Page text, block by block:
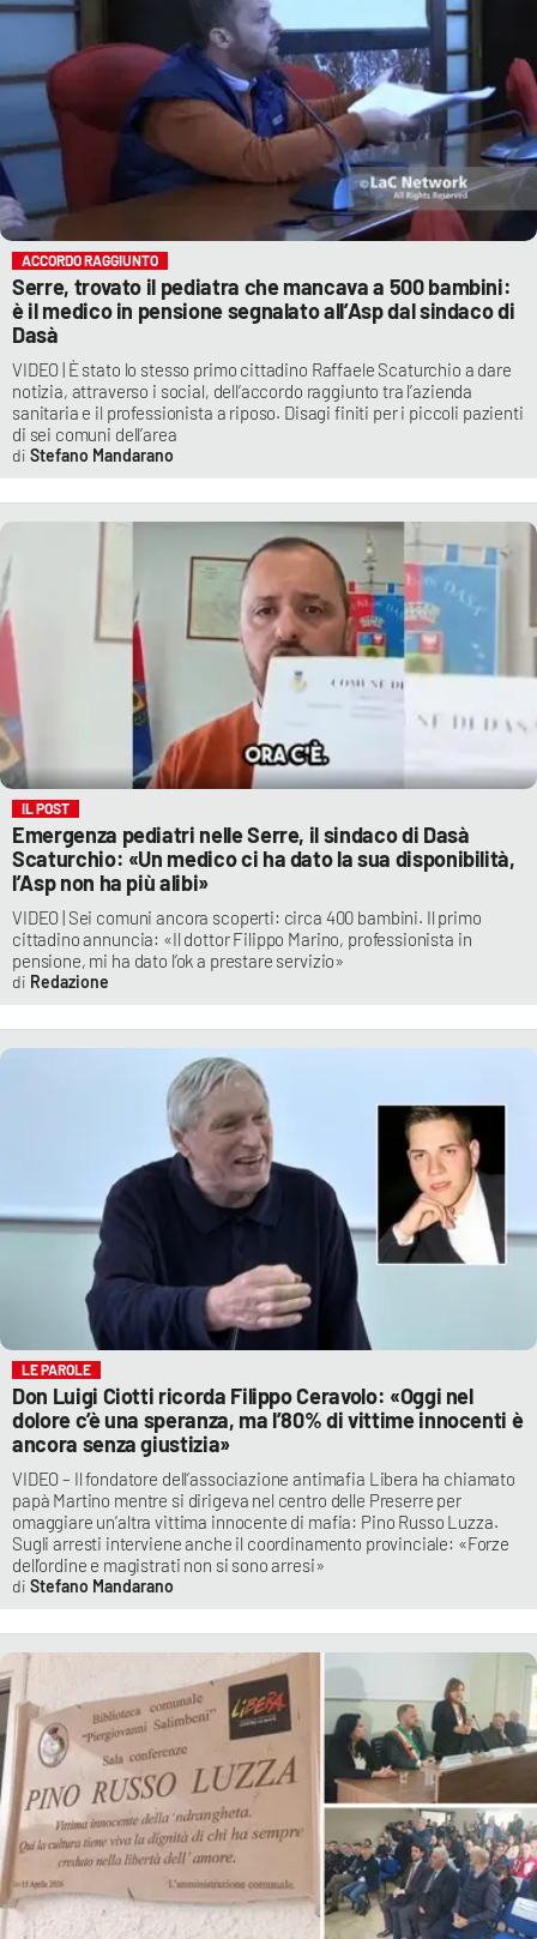
ACCORDO RAGGIUNTO
Serre, trovato il pediatra che mancava a 500 bambini:
è il medico in pensione segnalato all’Asp dal sindaco di
Dasà
VIDEO | È stato lo stesso primo cittadino Raffaele Scaturchio a dare
notizia, attraverso i social, dell’accordo raggiunto tra l’azienda
sanitaria e il professionista a riposo. Disagi finiti per i piccoli pazienti
di sei comuni dell’area
Stefano Mandarano
IL POST
Emergenza pediatri nelle Serre, il sindaco di Dasà
Scaturchio: «Un medico ci ha dato la sua disponibilità,
l’Asp non ha più alibi»
VIDEO | Sei comuni ancora scoperti: circa 400 bambini. Il primo
cittadino annuncia: «Il dottor Filippo Marino, professionista in
pensione, mi ha dato l’ok a prestare servizio»
Redazione
LE PAROLE
Don Luigi Ciotti ricorda Filippo Ceravolo: «Oggi nel
dolore c’è una speranza, ma l’80% di vittime innocenti è
ancora senza giustizia»
VIDEO – Il fondatore dell’associazione antimafia Libera ha chiamato
papà Martino mentre si dirigeva nel centro delle Preserre per
omaggiare un’altra vittima innocente di mafia: Pino Russo Luzza.
Sugli arresti interviene anche il coordinamento provinciale: «Forze
dell’ordine e magistrati non si sono arresi»
Stefano Mandarano